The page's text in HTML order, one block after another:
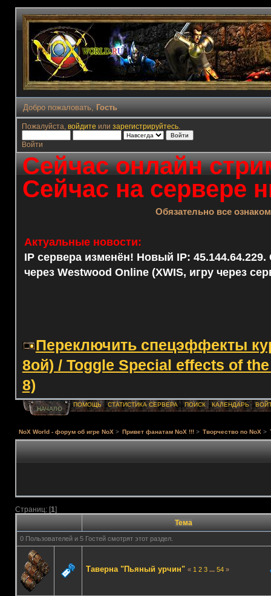
Добро пожаловать, Гость
Пожалуйста, войдите или зарегистрируйтесь.
Войти
Сейчас онлайн
Сейчас на сервере
Обязательно все
Актуальные новости:
IP сервера изменён! Новый IP: 45.144.64.229.
через Westwood Online (XWIS, игру через
Переключить спецэффекты
8ой) / Toggle Special effects of
8)
НАЧАЛО
ПОМОЩЬ СТАТИСТИКА СЕРВЕРА ПОИСК КАЛЕНДАРЬ
NoX World - форум об игре NoX > Привет фанатам NoX !!! > Творчество по NoX >
Страниц: [1]
Тема
0 Пользователей и 5 Гостей смотрят этот раздел.
Таверна "Пьяный урчин" « 1 2 3 ... 54»